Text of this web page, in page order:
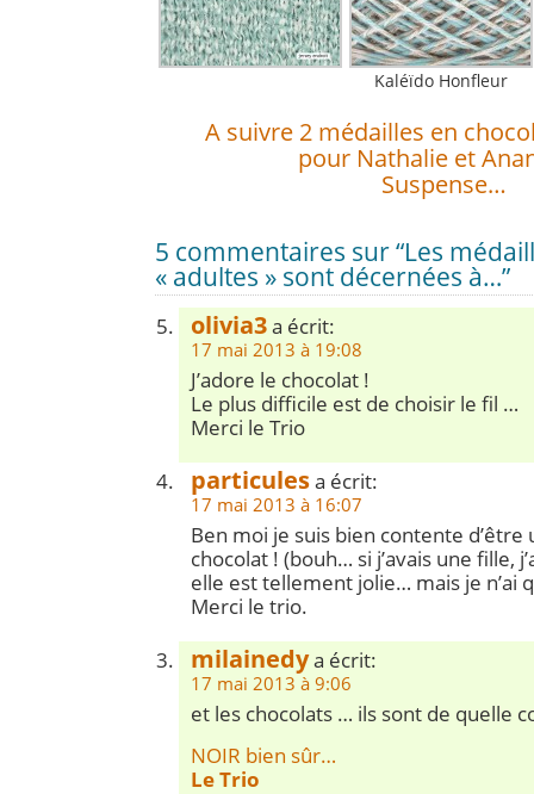
Kaléïdo Honfleur
A suivre 2 médailles en
pour Nathalie et
Suspense…
5 commentaires sur “Les
« adultes » sont décernées à…”
olivia3a écrit:
17 mai 2013 à 19:08
J’adore le chocolat !
Le plus difficile est de choisir le fil …
Merci le Trio
particulesa écrit:
17 mai 2013 à 16:07
Ben moi je suis bien contente d’être
chocolat ! (bouh… si j’avais une fille,
elle est tellement jolie… mais je n’ai
Merci le trio.
milainedya écrit:
17 mai 2013 à 9:06
et les chocolats … ils sont de quelle
NOIR bien sûr…
Le Trio